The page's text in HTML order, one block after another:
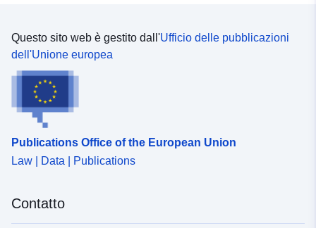
https://www.brabant.nl/omgevingsverordeningnoordbraba
nt
Questo sito web è gestito dall'Ufficio delle pubblicazioni
dell'Unione europea
Publications Office of the European Union
Law | Data | Publications
Contatto